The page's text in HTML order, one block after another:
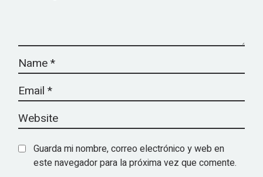
Guarda mi nombre, correo electrónico y web en
este navegador para la próxima vez que comente.